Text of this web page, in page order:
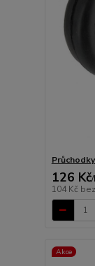
126 Kč/
104 Kč
Akce